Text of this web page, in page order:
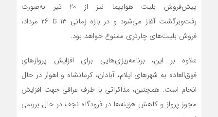
پیش‌فروش بلیت هواپیما نیز از ۲۰ تیر به‌صورت
رفت‌وبرگشت آغاز می‌شود و در بازه زمانی ۱۳ تا ۲۶ مرداد،
فروش بلیت‌های چارتری ممنوع خواهد بود.
علاوه بر این، برنامه‌ریزی‌هایی برای افزایش پروازهای
فوق‌العاده به شهرهای ایلام، آبادان، کرمانشاه و اهواز در حال
انجام است. همچنین، مذاکراتی با طرف عراقی جهت افزایش
مجوز پرواز و کاهش هزینه‌ها در فرودگاه نجف در حال بررسی